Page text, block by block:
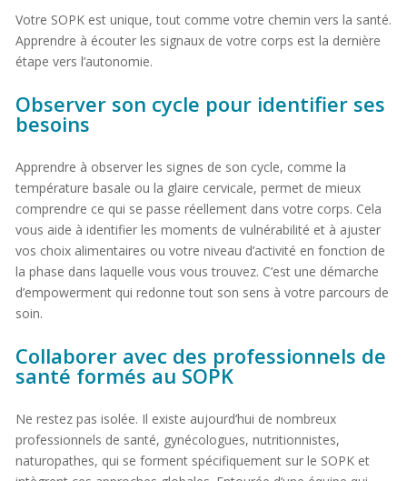
Votre SOPK est unique, tout comme votre chemin vers la santé.
Apprendre à écouter les signaux de votre corps est la dernière
étape vers l’autonomie.
Observer son cycle pour identifier ses
besoins
Apprendre à observer les signes de son cycle, comme la
température basale ou la glaire cervicale, permet de mieux
comprendre ce qui se passe réellement dans votre corps. Cela
vous aide à identifier les moments de vulnérabilité et à ajuster
vos choix alimentaires ou votre niveau d’activité en fonction de
la phase dans laquelle vous vous trouvez. C’est une démarche
d’empowerment qui redonne tout son sens à votre parcours de
soin.
Collaborer avec des professionnels de
santé formés au SOPK
Ne restez pas isolée. Il existe aujourd’hui de nombreux
professionnels de santé, gynécologues, nutritionnistes,
naturopathes, qui se forment spécifiquement sur le SOPK et